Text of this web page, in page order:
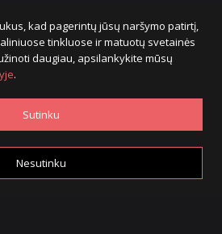
kad pagerintų jūsų naršymo patirtį,
tinkluose ir matuotų svetainės
daugiau, apsilankykite mūsų
.
Sutinku
Nesutinku